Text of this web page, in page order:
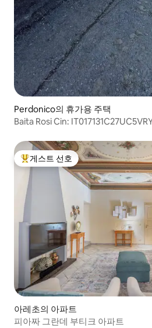
Perdonico의 휴가용 주택
Baita Rosi Cin:
상위 게스트 선호
게스트 선호
아레초의 아파트
피아짜 그란데 부티크 아파트